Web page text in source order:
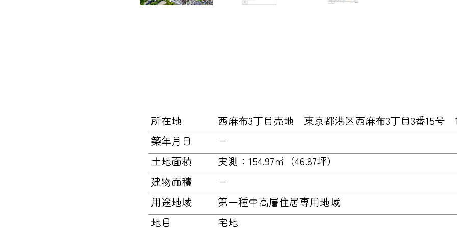
所在地
西麻布3丁目売地 東京都港区西麻布3丁目3番15号
築年月日
ー
土地面積
実測：154.97㎡（46.87坪）
建物面積
ー
用途地域
第一種中高層住居専用地域
地目
宅地